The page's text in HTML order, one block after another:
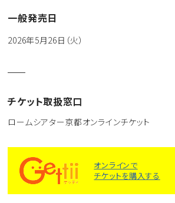
一般発売日
2026年5月26日（火）
チケット取扱窓口
ロームシアター京都オンラインチケット
オンラインで
チケットを購入する